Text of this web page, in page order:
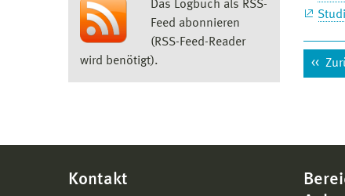
Das Logbuch als RSS-
Feed abonnieren
(RSS-Feed-Reader
wird benötigt).
Kontakt